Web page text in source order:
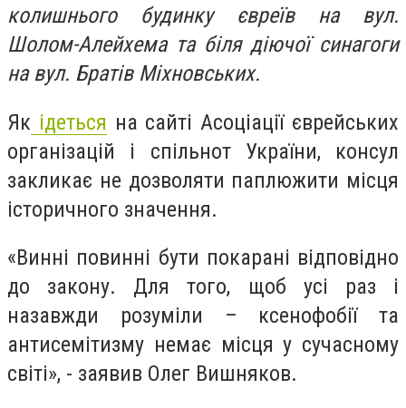
колишнього будинку євреїв на вул.
Шолом-Алейхема та біля діючої синагоги
на вул. Братів Міхновських.
Як ідеться на сайті Асоціації єврейських
організацій і спільнот України, консул
закликає не дозволяти паплюжити місця
історичного значення.
«Винні повинні бути покарані відповідно
до закону. Для того, щоб усі раз і
назавжди розуміли – ксенофобії та
антисемітизму немає місця у сучасному
світі», - заявив Олег Вишняков.